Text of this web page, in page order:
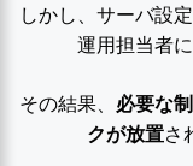
しかし、サーバ設
運用担当者
その結果、 必要な
クが放置さ